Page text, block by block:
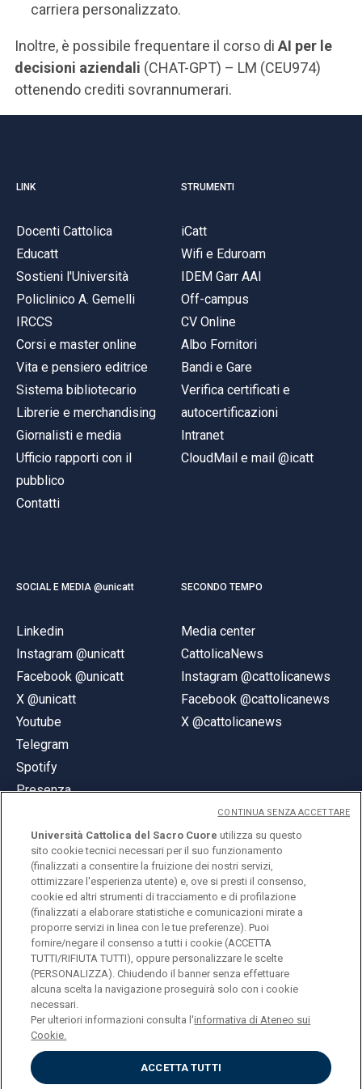
carriera personalizzato.
Inoltre, è possibile frequentare il corso di AI per le
decisioni aziendali (CHAT-GPT) – LM (CEU974)
ottenendo crediti sovrannumerari.
LINK
Docenti Cattolica
Educatt
Sostieni l'Università
Policlinico A. Gemelli
IRCCS
Corsi e master online
Vita e pensiero editrice
Sistema bibliotecario
Librerie e merchandising
Giornalisti e media
Ufficio rapporti con il
pubblico
Contatti
STRUMENTI
iCatt
Wifi e Eduroam
IDEM Garr AAI
Off-campus
CV Online
Albo Fornitori
Bandi e Gare
Verifica certificati e
autocertificazioni
Intranet
CloudMail e mail @icatt
SOCIAL E MEDIA @unicatt
Linkedin
Instagram @unicatt
Facebook @unicatt
X @unicatt
Youtube
Telegram
Spotify
Presenza
SECONDO TEMPO
Media center
CattolicaNews
Instagram @cattolicanews
Facebook @cattolicanews
X @cattolicanews
© Università Cattolica del Sacro Cuore
Largo A. Gemelli 1, 20123 Milano
PI 02133120150
ENGLISH
Privacy
Università Cattolica del Sacro Cuore utilizza su questo
sito cookie tecnici necessari per il suo funzionamento
(finalizzati a consentire la fruizione dei nostri servizi,
ottimizzare l'esperienza utente) e, ove si presti il consenso,
cookie ed altri strumenti di tracciamento e di profilazione
(finalizzati a elaborare statistiche e comunicazioni mirate a
proporre servizi in linea con le tue preferenze). Puoi
fornire/negare il consenso a tutti i cookie (ACCETTA
TUTTI/RIFIUTA TUTTI), oppure personalizzare le scelte
(PERSONALIZZA). Chiudendo il banner senza effettuare
alcuna scelta la navigazione proseguirà solo con i cookie
necessari.
Per ulteriori informazioni consulta l'informativa di Ateneo sui
Cookie.
ACCETTA TUTTI
CONTINUA SENZA ACCETTARE